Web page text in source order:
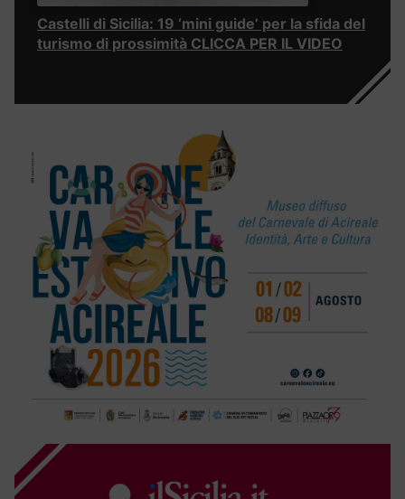
Castelli di Sicilia: 19 ‘mini guide’ per la sfida del
turismo di prossimità CLICCA PER IL VIDEO